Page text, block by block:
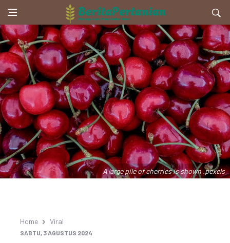
A large pile of cherries is shown .pexels
Home Viral
SABTU, 3 AGUSTUS 2024